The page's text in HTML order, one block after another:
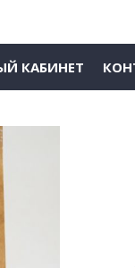
КАБИНЕТ